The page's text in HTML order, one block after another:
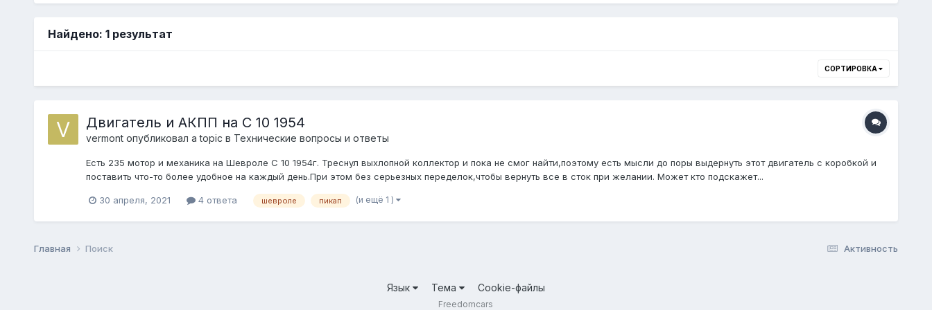
Найдено: 1 результат
СОРТИРОВКА
Двигатель и АКПП на С 10 1954
vermontопубликовал a topic в Технические вопросы и ответы
Есть 235 мотор и механика на Шевроле С 10 1954г. Треснул выхлопной коллектор и пока не смог найти,поэтому есть мысли до поры выдернуть этот двигатель с коробкой и
поставить что-то более удобное на каждый день.При этом без серьезных переделок,чтобы вернуть все в сток при желании. Может кто подскажет...
30 апреля, 2021 4 ответа шевроле пикап (и ещё 1 )
Активность
Главная Поиск
Язык Тема Cookie-файлы
Freedomcars